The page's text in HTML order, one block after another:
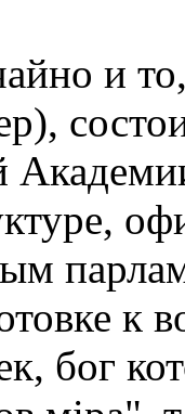
и
к
бог